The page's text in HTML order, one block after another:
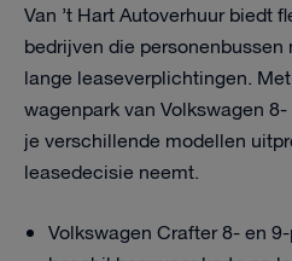
Van ’t Hart Autoverhuur biedt
bedrijven die
lange leaseverplichtingen.
wagenpark van Volkswagen
je verschillende modellen
leasedecisie neemt.
Volkswagen Crafter 8- en